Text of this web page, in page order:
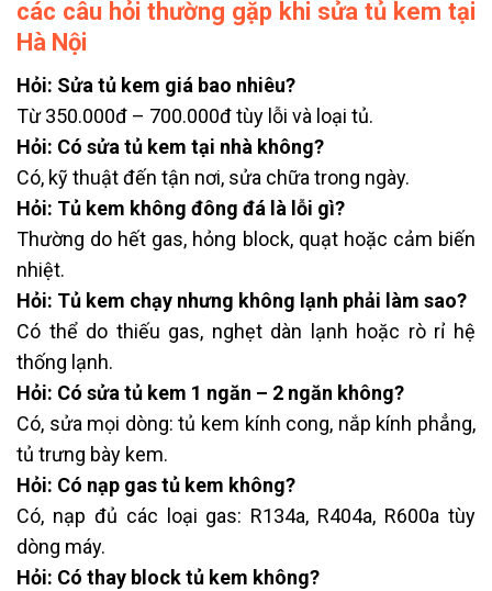
các câu hỏi thường gặp khi sửa tủ kem tại
Hà Nội
Hỏi: Sửa tủ kem giá bao nhiêu?
Từ 350.000đ – 700.000đ tùy lỗi và loại tủ.
Hỏi: Có sửa tủ kem tại nhà không?
Có, kỹ thuật đến tận nơi, sửa chữa trong ngày.
Hỏi: Tủ kem không đông đá là lỗi gì?
Thường do hết gas, hỏng block, quạt hoặc cảm biến
nhiệt.
Hỏi: Tủ kem chạy nhưng không lạnh phải làm sao?
Có thể do thiếu gas, nghẹt dàn lạnh hoặc rò rỉ hệ
thống lạnh.
Hỏi: Có sửa tủ kem 1 ngăn – 2 ngăn không?
Có, sửa mọi dòng: tủ kem kính cong, nắp kính phẳng,
tủ trưng bày kem.
Hỏi: Có nạp gas tủ kem không?
Có, nạp đủ các loại gas: R134a, R404a, R600a tùy
dòng máy.
Hỏi: Có thay block tủ kem không?